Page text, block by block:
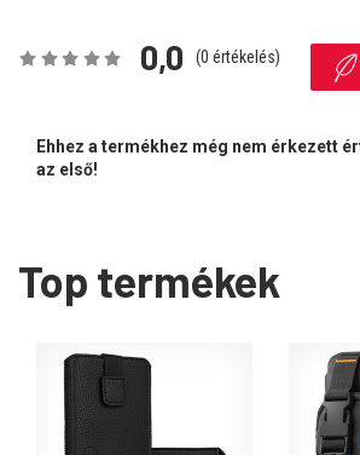
0,0 (0 értékelés)
Ehhez a termékhez még nem érkezett
az első!
Top termékek